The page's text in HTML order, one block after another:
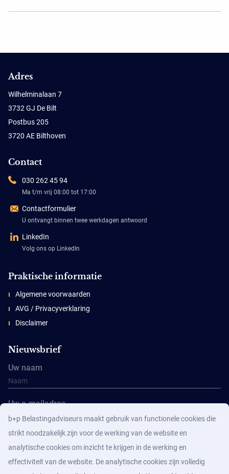
Adres
Wilhelminalaan 7
3732 GJ De Bilt
Postbus 205
3720 AE Bilthoven
Contact
030 262 45 94
Ma t/m vrij 08:00 tot 17:00
Contactformulier
U ontvangt binnen twee werkdagen antwoord
LinkedIn
Volg ons op LinkedIn
Praktische informatie
Algemene voorwaarden
AVG / Privacyverklaring
Disclaimer
Nieuwsbrief
Uw naam
Uw e-mailadres
b+p Belastingadviseurs maakt gebruik van functionele cookies die
strikt noodzakelijk zijn voor de werking van de website en
analytische cookies om inzicht te krijgen in de werking en
effectiviteit van de website. De analytische cookies zijn volledig